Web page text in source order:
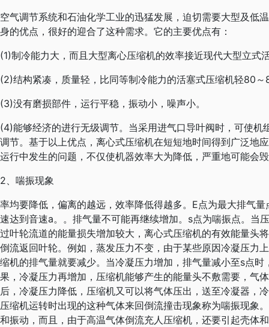
空气调节系统和石油化学工业的迅猛发展，迫切需要大型及低
身的优点，很好的迎合了这种需求。它的主要优点有：
(1)制冷能力大，而且大型离心压缩机的效率接近现代大型立式
(2)结构紧凑，质量轻，比同等制冷能力的活塞式压缩机轻80
(3)没有磨损部件，运行平稳，振动小，噪声小。
(4)能够经济的进行无级调节。当采用进气口导叶阀时，可使
调节。基于以上优点，离心式压缩机在短短地时间得到广泛地
运行中发生的问题，不仅使机器效率大为降低，严重地可能会
2、喘振现象
率均要降低，偏离的越远，效率降低得越多。E点为最大排气
速达到音速a。。排气量不可能再继续增加。s点为喘振点。当
过叶轮流道的能量损失增加较大，离心式压缩机的有效能量头
倒流返回叶轮。例如，蒸发压力不变，由于某些原因冷凝压力
缩机的排气量就要减少。当冷凝压力增加，排气量减小至s点
果，冷凝压力再增加，压缩机能够产生的能量头不敷需要，气
后，冷凝压力降低，压缩机又可以将气体压出，送至冷凝器，
压缩机运转时出现的这种气体来回倒流撞击现象称为喘振现象
和振动，而且，由于高温气体倒流充人压缩机，还要引起壳体